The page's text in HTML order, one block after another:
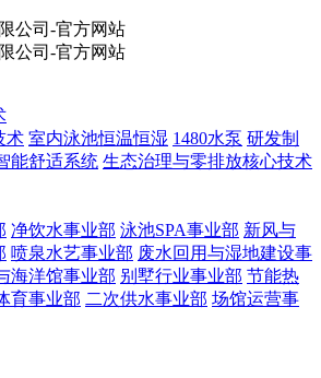
术 室内泳池恒温恒湿 1480水泵 研发制
能舒适系统 生态治理与零排放核心技术
净饮水事业部 泳池SPA事业部 新风与
喷泉水艺事业部 废水回用与湿地建设事
海洋馆事业部 别墅行业事业部 节能热
育事业部 二次供水事业部 场馆运营事